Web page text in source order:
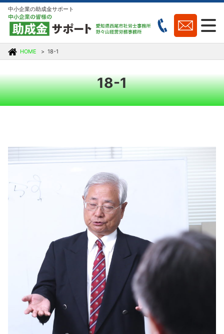
中小企業の助成金サポート
HOME 18-1
18-1